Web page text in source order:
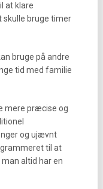
at klare
skulle bruge timer
bruge på andre
tid med familie
mere præcise og
og ujævnt
til at
altid har en